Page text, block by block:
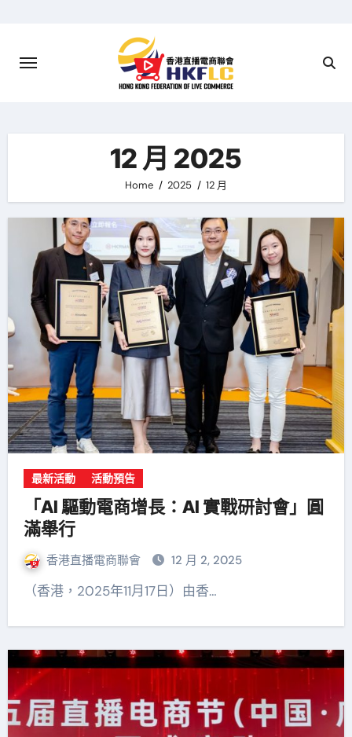
content
12 月 2025
Home 2025 12 月
最新活動 活動預告
「AI 驅動電商增長：AI 實戰研討會」圓
滿舉行
香港直播電商聯會 12 月 2, 2025
（香港，2025年11月17日）由香…